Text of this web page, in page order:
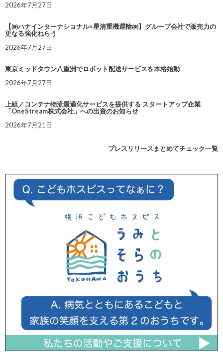
2026年7月27日
【㈱ハナインターナショナル×星清重機運輸㈱】グループ会社で販売力の
更なる強化ねらう
2026年7月27日
東京ミッドタウン八重洲でロボット配送サービスを本格始動
2026年7月27日
上組／コンテナ物流最適化サービスを提供する スタートアップ企業
「OneStream株式会社」への出資のお知らせ
2026年7月21日
プレスリリースまとめてチェック一覧